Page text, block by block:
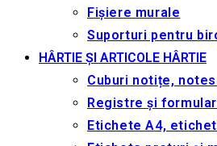
Fișiere murale
Suporturi pentru
HÂRTIE ȘI ARTICOLE HÂRTIE
Cuburi notițe,
Registre și
Etichete A4,